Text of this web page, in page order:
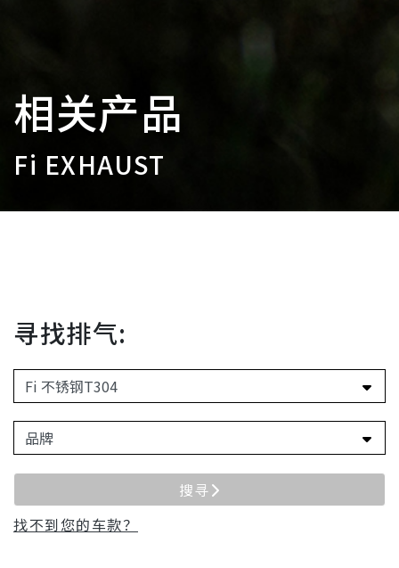
相关产品
Fi EXHAUST
寻找排气:
搜寻
找不到您的车款？